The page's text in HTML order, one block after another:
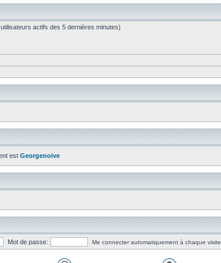
actifs des 5 dernières minutes)
est Georgenoive
Mot de passe: Me connecter automatiquement à chaque visite